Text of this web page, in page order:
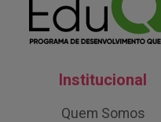
Institucional
Quem Somos